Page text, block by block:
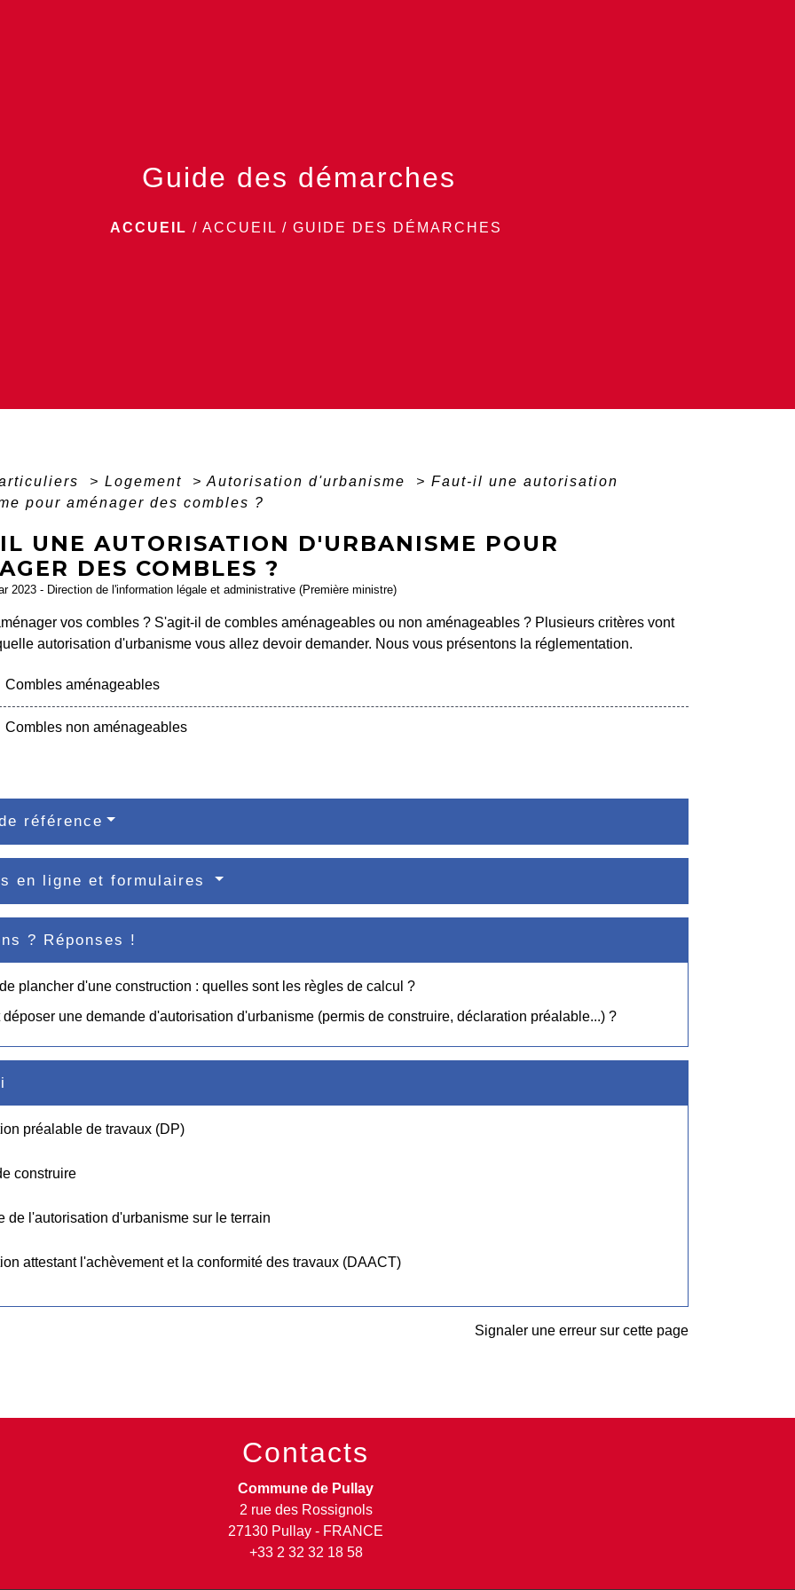
Guide des démarches
ACCUEIL / ACCUEIL / GUIDE DES DÉMARCHES
> Logement > Autorisation d'urbanisme > Faut-il une autorisation
pour aménager des combles ?
UNE AUTORISATION D'URBANISME POUR
DES COMBLES ?
2023 - Direction de l'information légale et administrative (Première ministre)
vos combles ? S'agit-il de combles aménageables ou non aménageables ? Plusieurs critères vont
autorisation d'urbanisme vous allez devoir demander. Nous vous présentons la réglementation.
Combles aménageables
Combles non aménageables
référence
en ligne et formulaires
? Réponses !
plancher d'une construction : quelles sont les règles de calcul ?
déposer une demande d'autorisation d'urbanisme (permis de construire, déclaration préalable...) ?
préalable de travaux (DP)
construire
de l'autorisation d'urbanisme sur le terrain
attestant l'achèvement et la conformité des travaux (DAACT)
Signaler une erreur sur cette page
Contacts
Commune de Pullay
2 rue des Rossignols
27130 Pullay - FRANCE
+33 2 32 32 18 58